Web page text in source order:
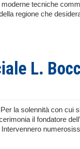
tecniche
regione che
L.
la solennità con cui
il fondatore